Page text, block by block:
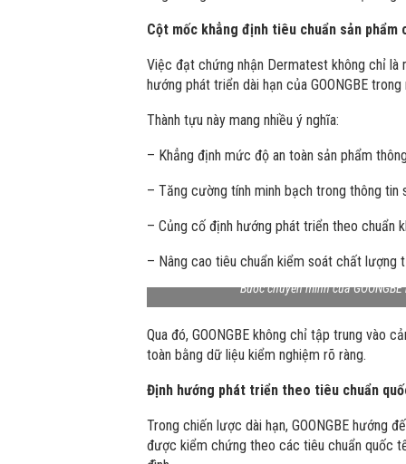
Cột mốc khẳng định tiêu chuẩn sản phẩm
Việc đạt chứng nhận Dermatest không chỉ
hướng phát triển dài hạn của GOONGBE
Thành tựu này mang nhiều ý nghĩa:
– Khẳng định mức độ an toàn sản phẩm
– Tăng cường tính minh bạch trong thông tin
– Củng cố định hướng phát triển theo chuẩn
– Nâng cao tiêu chuẩn kiểm soát chất
Bước chuyển mình của
Qua đó, GOONGBE không chỉ tập trung vào
toàn bằng dữ liệu kiểm nghiệm rõ ràng.
Định hướng phát triển theo tiêu chuẩn
Trong chiến lược dài hạn, GOONGBE hướng
được kiểm chứng theo các tiêu chuẩn quốc